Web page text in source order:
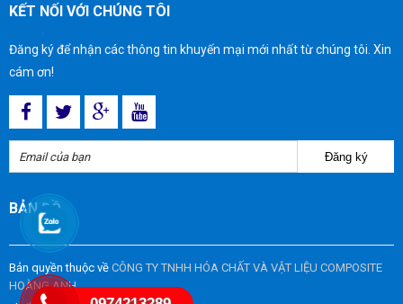
KẾT NỐI VỚI CHÚNG TÔI
Đăng ký để nhận các thông tin khuyến mại mới nhất từ chúng tôi. Xin
cám ơn!
Đăng ký
BẢN ĐỒ
Bản quyền thuộc về CÔNG TY TNHH HÓA CHẤT VÀ VẬT LIỆU COMPOSITE
HOÀNG ANH